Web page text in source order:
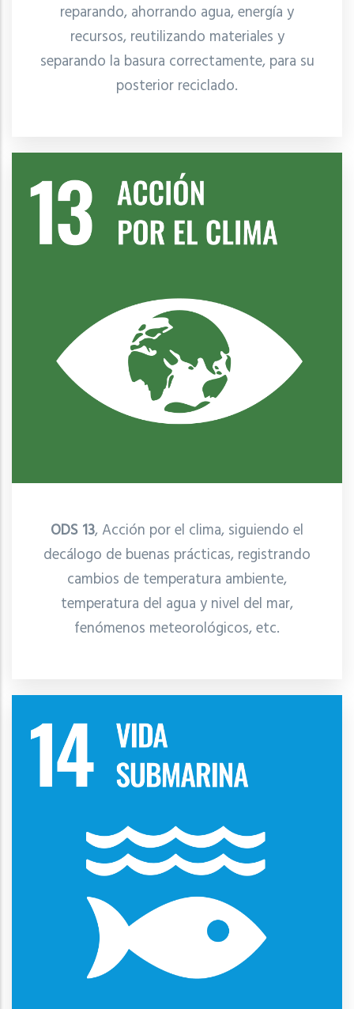
reparando, ahorrando agua, energía y
recursos, reutilizando materiales y
separando la basura correctamente, para su
posterior reciclado.
ODS 13, Acción por el clima, siguiendo el
decálogo de buenas prácticas, registrando
cambios de temperatura ambiente,
temperatura del agua y nivel del mar,
fenómenos meteorológicos, etc.